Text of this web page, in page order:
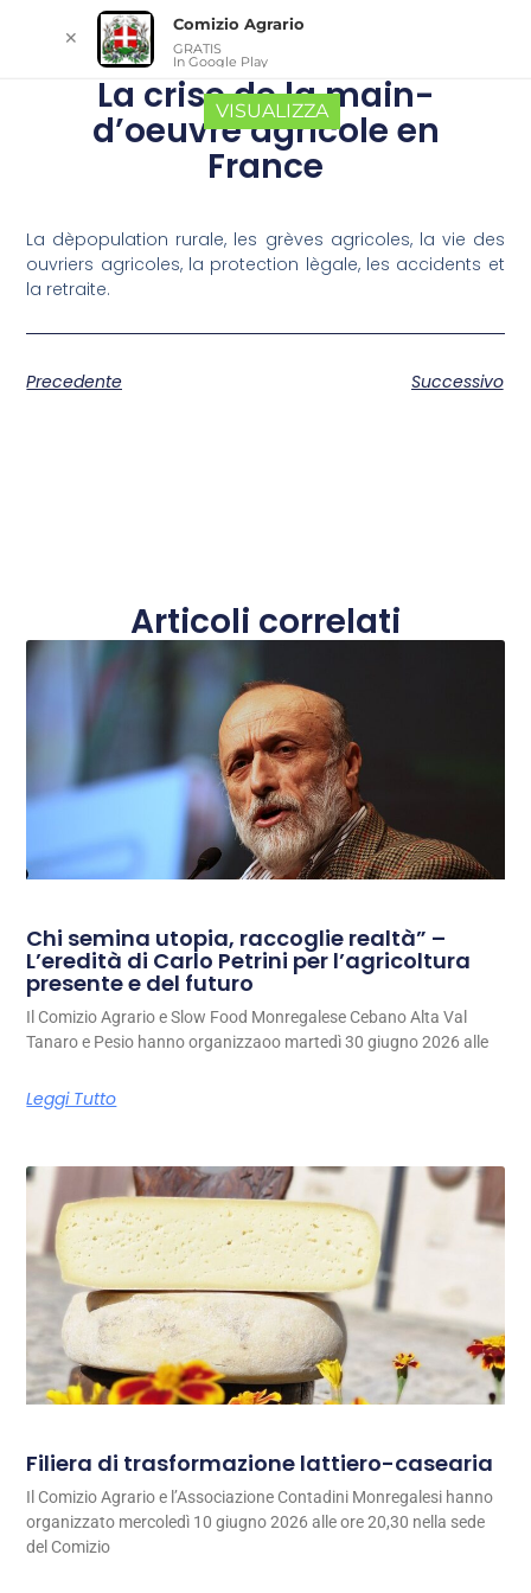
La crise de la main-
d’oeuvre agricole en
France
La dèpopulation rurale, les grèves agricoles, la vie des
ouvriers agricoles, la protection lègale, les accidents et
la retraite.
Precedente Successivo
Articoli correlati
Chi semina utopia, raccoglie realtà” –
L’eredità di Carlo Petrini per l’agricoltura
presente e del futuro
Il Comizio Agrario e Slow Food Monregalese Cebano Alta Val
Tanaro e Pesio hanno organizzaoo martedì 30 giugno 2026 alle
Leggi Tutto
Filiera di trasformazione lattiero-casearia
Il Comizio Agrario e l’Associazione Contadini Monregalesi hanno
organizzato mercoledì 10 giugno 2026 alle ore 20,30 nella sede
del Comizio
✕
Comizio Agrario
GRATIS
In Google Play
VISUALIZZA